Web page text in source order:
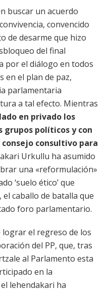
buscar un acuerdo
convencido
de desarme que hizo
del final
por el diálogo en todos
en el plan de paz,
parlamentaria
a tal efecto. Mientras
en privado los
políticos y con
consultivo para
Urkullu ha asumido
una «reformulación»
‘suelo ético’ que
caballo de batalla que
foro parlamentario.
lograr el regreso de los
del PP, que, tras
al Parlamento esta
en la
lehendakari ha